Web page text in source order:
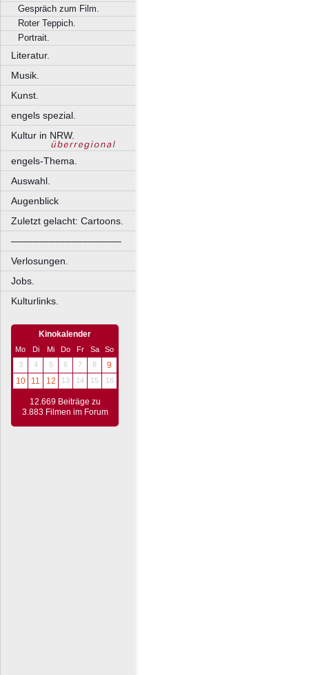
Gespräch zum Film.
Roter Teppich.
Portrait.
Literatur.
Musik.
Kunst.
engels spezial.
Kultur in NRW.
engels-Thema.
Auswahl.
Augenblick
Zuletzt gelacht: Cartoons.
––––––––––––––––––––
Verlosungen.
Jobs.
Kulturlinks.
Kinokalender
Mo Di Mi Do Fr Sa
So
3
4 5 6 7 8
9
10
11 12 13 14 15 16
12.669 Beiträge zu
3.883 Filmen im Forum